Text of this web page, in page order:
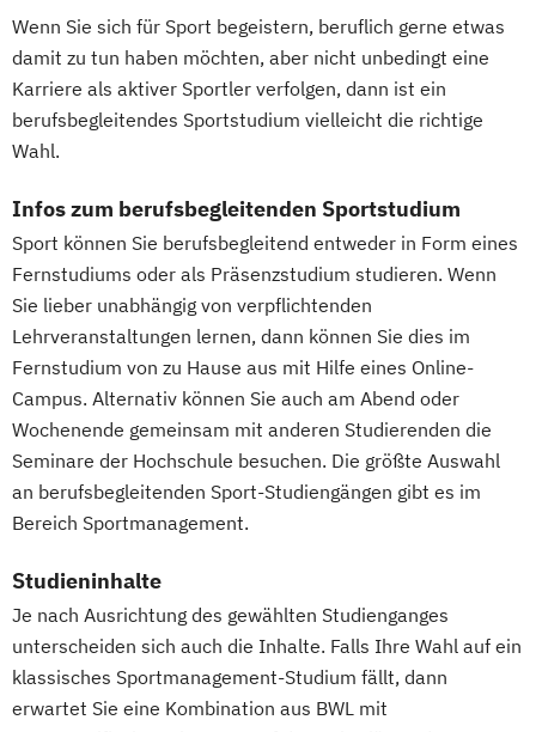
Sozialwesen (IHK)
Farb- Typ- und Stilberatung
Fit am PC mit Windows 11 und Office
2019/365
Französisch für Anfänger
Führungstraining (IHK) – 6-Stufen-
Programm für Führungskräfte und
Führungsnachwuchs
Führungstraining Supervision mit IHK-
Zertifikat
Gastronomiemanagement
Gebäudeenergieberater/in (HWK)
Gepr. Berater/in für Gewichtsmanagement
Gepr. Bürosachbearbeiter/in
Gepr. C#-Programmierer/in
Gepr. C++Programmierer/in
Gepr. Fachmann/-frau für kaufmännische
Betriebsführung (HwO)
Richtige Kommunikation für Trainer
Berater und Coaches
Sales Manager für Fitnessstudios
Schlingentraining
Berater und Coach
Servicemanagement im Fitnessstudio
Sportmentaltrainer Sporttherapeut/in
Stress- und Burnout-Coach
Studioleitung Fitness & Sport
Triathlon Trainer/in
Vertriebs- und Servicemanagement für
Fitnessstudios
Wellness und Spa Management
Wirtschaftsbezogene Qualifikationen (IHK)
Fitnesstrainer/-in A-Lizenz
Fitnesstrainer/-in B- und A-Lizenz
Fitnesstrainer/-in B- und A-Lizenz
Fachrichtung "Ernährungsberatung"
Fitnesstrainer/-in B-Lizenz
Gesundheitspädagoge/-in -
Gesundheitsberater/-in
Gesundheitspädagoge/-in -
Gesundheitsberater/-in Fachrichtung
Gesundheitspädagoge/-in -
Gesundheitsberater/-in Fachrichtung
"Ernährung in besonderen Lebensphasen"
Gesundheitspädagoge/-in -
"Heilpflanzenkunde"
Gesundheitspädagoge/-in -
Gesundheitsberater/-in mit Fachrichtung
"Lebensmittelunverträglichkeiten"
Gewichtsmanagement
Seniorentrainer Ausbildung
Sportmassage Ausbildung
Wirbelsäulengymnastik Trainer Ausbildung
Yoga Trainer Ausbildung
Wenn Sie sich für Sport begeistern, beruflich gerne etwas
damit zu tun haben möchten, aber nicht unbedingt eine
Karriere als aktiver Sportler verfolgen, dann ist ein
berufsbegleitendes Sportstudium vielleicht die richtige
Wahl.
Infos zum berufsbegleitenden Sportstudium
Sport können Sie berufsbegleitend entweder in Form eines
Fernstudiums oder als Präsenzstudium studieren. Wenn
Sie lieber unabhängig von verpflichtenden
Lehrveranstaltungen lernen, dann können Sie dies im
Fernstudium von zu Hause aus mit Hilfe eines Online-
Campus. Alternativ können Sie auch am Abend oder
Wochenende gemeinsam mit anderen Studierenden die
Seminare der Hochschule besuchen. Die größte Auswahl
an berufsbegleitenden Sport-Studiengängen gibt es im
Bereich Sportmanagement.
Studieninhalte
Je nach Ausrichtung des gewählten Studienganges
unterscheiden sich auch die Inhalte. Falls Ihre Wahl auf ein
klassisches Sportmanagement-Studium fällt, dann
erwartet Sie eine Kombination aus BWL mit